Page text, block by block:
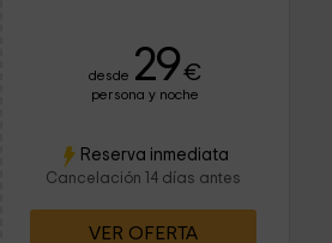
desde 29€
persona y noche
Reserva inmediata
Cancelación 14 días antes
VER OFERTA